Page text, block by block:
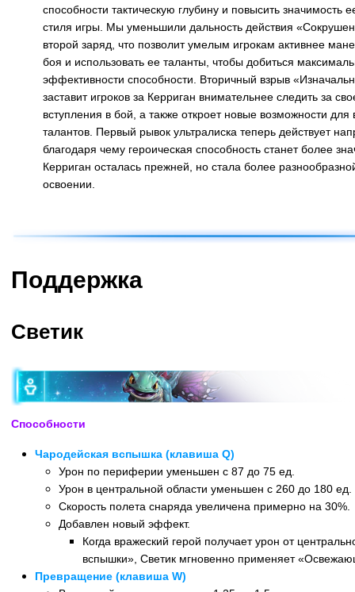
способности тактическую глубину и повысить значимость
стиля игры. Мы уменьшили дальность действия
второй заряд, что позволит умелым игрокам активнее
боя и использовать ее таланты, чтобы добиться
эффективности способности. Вторичный взрыв
заставит игроков за Керриган внимательнее следить за
вступления в бой, а также откроет новые возможности для
талантов. Первый рывок ультралиска теперь действует
благодаря чему героическая способность станет более
Керриган осталась прежней, но стала более
освоении.
Поддержка
Светик
Способности
Чародейская вспышка (клавиша Q)
Урон по периферии уменьшен с 87 до 75 ед.
Урон в центральной области уменьшен с 260 до 180 ед.
Скорость полета снаряда увеличена примерно на 30%.
Добавлен новый эффект.
Когда вражеский герой получает урон от
вспышки», Светик мгновенно применяет
Превращение (клавиша W)